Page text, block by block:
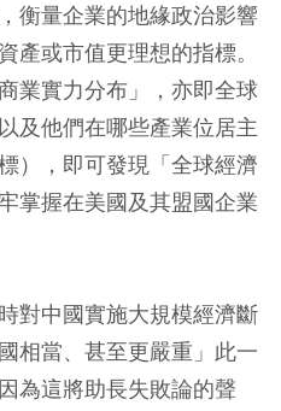
衡量企業的地緣政治影響
產或市值更理想的指標。
業實力分布」，亦即全球
及他們在哪些產業位居主
），即可發現「全球經濟
掌握在美國及其盟國企業
對中國實施大規模經濟斷
相當、甚至更嚴重」此一
為這將助長失敗論的聲